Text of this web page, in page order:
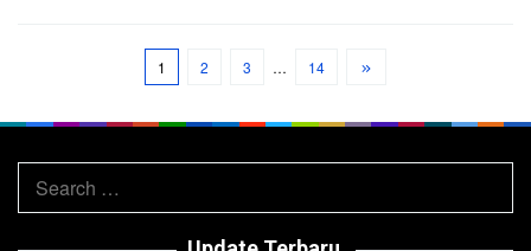
1 2 3 … 14
Search
for: